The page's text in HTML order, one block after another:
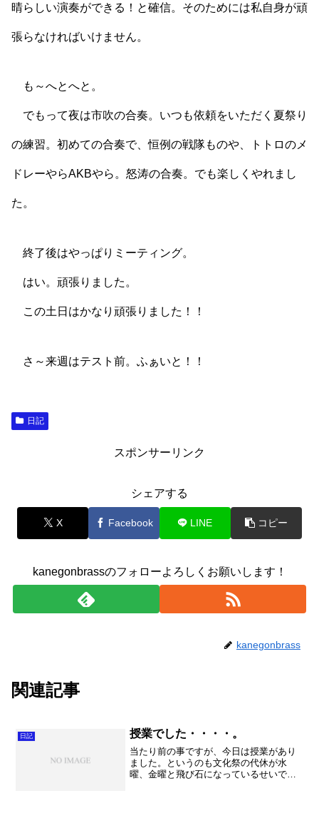
晴らしい演奏ができる！と確信。そのためには私自身が頑
張らなければいけません。
も～へとへと。
でもって夜は市吹の合奏。いつも依頼をいただく夏祭り
の練習。初めての合奏で、恒例の戦隊ものや、トトロのメ
ドレーやらAKBやら。怒涛の合奏。でも楽しくやれまし
た。
終了後はやっぱりミーティング。
はい。頑張りました。
この土日はかなり頑張りました！！
さ～来週はテスト前。ふぁいと！！
日記
スポンサーリンク
シェアする
X Facebook LINE コピー
kanegonbrassのフォローよろしくお願いします！
kanegonbrass
関連記事
日記 授業でした・・・・。
当たり前の事ですが、今日は授業があり
ました。というのも文化祭の代休が水
曜、金曜と飛び石になっているせいで、